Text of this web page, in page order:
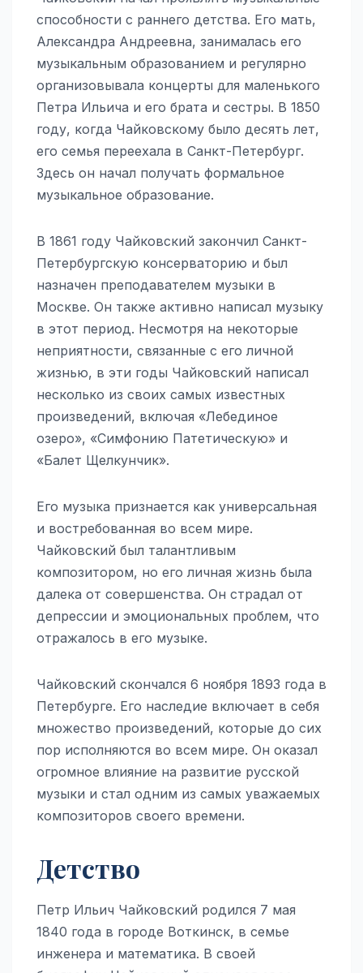
способности с раннего детства. Его мать,
Александра Андреевна, занималась его
музыкальным образованием и регулярно
организовывала концерты для маленького
Петра Ильича и его брата и сестры. В 1850
году, когда Чайковскому было десять лет,
его семья переехала в Санкт-Петербург.
Здесь он начал получать формальное
музыкальное образование.
В 1861 году Чайковский закончил Санкт-
Петербургскую консерваторию и был
назначен преподавателем музыки в
Москве. Он также активно написал музыку
в этот период. Несмотря на некоторые
неприятности, связанные с его личной
жизнью, в эти годы Чайковский написал
несколько из своих самых известных
произведений, включая «Лебединое
озеро», «Симфонию Патетическую» и
«Балет Щелкунчик».
Его музыка признается как универсальная
и востребованная во всем мире.
Чайковский был талантливым
композитором, но его личная жизнь была
далека от совершенства. Он страдал от
депрессии и эмоциональных проблем, что
отражалось в его музыке.
Чайковский скончался 6 ноября 1893 года в
Петербурге. Его наследие включает в себя
множество произведений, которые до сих
пор исполняются во всем мире. Он оказал
огромное влияние на развитие русской
музыки и стал одним из самых уважаемых
композиторов своего времени.
Детство
Петр Ильич Чайковский родился 7 мая
1840 года в городе Воткинск, в семье
инженера и математика. В своей